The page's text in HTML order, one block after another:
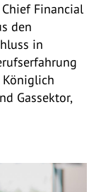
Financial
den
in
Gassektor,